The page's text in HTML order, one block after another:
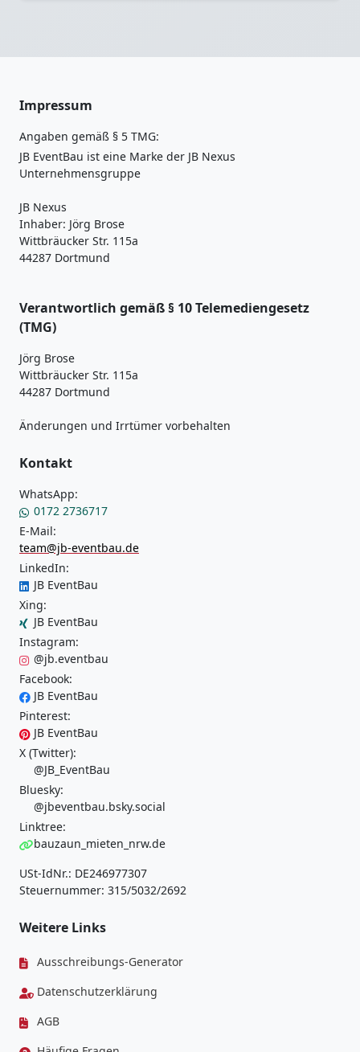
Impressum
Angaben gemäß § 5 TMG:
JB EventBau ist eine Marke der JB Nexus
Unternehmensgruppe
JB Nexus
Inhaber: Jörg Brose
Wittbräucker Str. 115a
44287 Dortmund
Verantwortlich gemäß § 10 Telemediengesetz
(TMG)
Jörg Brose
Wittbräucker Str. 115a
44287 Dortmund
Änderungen und Irrtümer vorbehalten
Kontakt
WhatsApp:
0172 2736717
E-Mail:
team@jb-eventbau.de
LinkedIn:
JB EventBau
Xing:
JB EventBau
Instagram:
@jb.eventbau
Facebook:
JB EventBau
Pinterest:
JB EventBau
X (Twitter):
@JB_EventBau
Bluesky:
@jbeventbau.bsky.social
Linktree:
bauzaun_mieten_nrw.de
USt-IdNr.: DE246977307
Steuernummer: 315/5032/2692
Weitere Links
Ausschreibungs-Generator
Datenschutzerklärung
AGB